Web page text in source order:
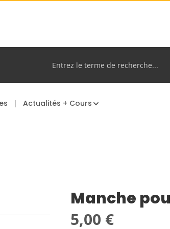
Actualités + Cours
Manche
Prix régulier :
5,00 €